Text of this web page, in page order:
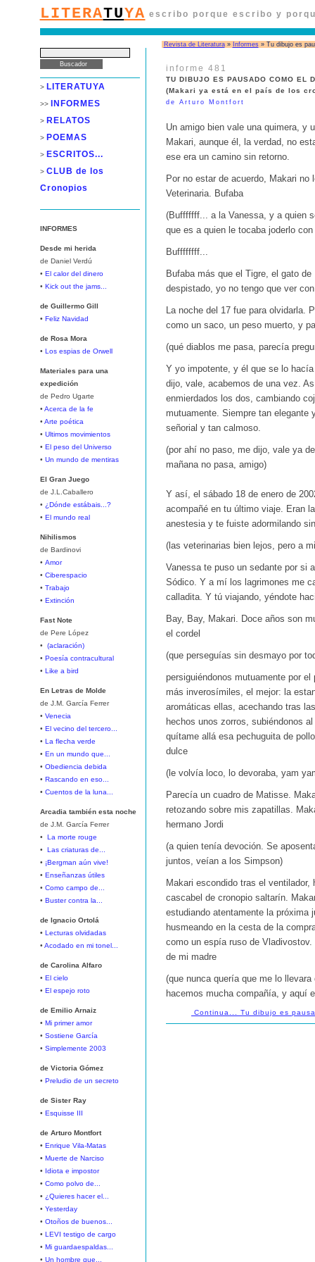
LITERATUYA escribo porque escribo y
Revista de Literatura» Informes» Tu dibujo es
> LITERATUYA
>> INFORMES
> RELATOS
> POEMAS
> ESCRITOS...
> CLUB de los
Cronopios
INFORMES
Desde mi herida
de Daniel Verdú
• El calor del dinero
• Kick out the jams...
de Guillermo Gill
• Feliz Navidad
de Rosa Mora
• Los espias de Orwell
Materiales para una
expedición
de Pedro Ugarte
• Acerca de la fe
• Arte poética
• Ultimos movimientos
• El peso del Universo
• Un mundo de mentiras
El Gran Juego
de J.L.Caballero
• ¿Dónde estábais...?
• El mundo real
Nihilismos
de Bardinovi
• Amor
• Ciberespacio
• Trabajo
• Extinción
Fast Note
de Pere López
•
(aclaración)
• Poesía contracultural
• Like a bird
En Letras de Molde
de J.M. García Ferrer
• Venecia
• El vecino del tercero...
• La flecha verde
• En un mundo que...
• Obediencia debida
• Rascando en eso...
• Cuentos de la luna...
Arcadia también esta noche
de J.M. García Ferrer
•
La morte rouge
•
Las criaturas de...
• ¡Bergman aún vive!
• Enseñanzas útiles
• Como campo de...
• Buster contra la...
de Ignacio Ortolá
• Lecturas olvidadas
• Acodado en mi tonel...
de Carolina Alfaro
• El cielo
• El espejo roto
de Emilio Arnaiz
• Mi primer amor
• Sostiene García
• Simplemente 2003
de Victoria Gómez
• Preludio de un secreto
de Sister Ray
• Esquisse III
de Arturo Montfort
• Enrique Vila-Matas
• Muerte de Narciso
• Idiota e impostor
• Como polvo de...
• ¿Quieres hacer el...
• Yesterday
• Otoños de buenos...
• LEVI testigo de cargo
• Mi guardaespaldas...
• Un hombre que...
informe 481
TU DIBUJO ES PAUSADO COMO EL
(Makari ya está en el país de los
de Arturo Montfort
Un amigo bien vale una quimera, y
Makari, aunque él, la verdad, no
ese era un camino sin retorno.
Por no estar de acuerdo, Makari
Veterinaria. Bufaba
(Bufffffff... a la Vanessa, y a quien
que es a quien le tocaba joderlo
Buffffffff...
Bufaba más que el Tigre, el gato
despistado, yo no tengo que ver
La noche del 17 fue para olvidarla.
como un saco, un peso muerto, y
(qué diablos me pasa, parecía
Y yo impotente, y él que se lo
dijo, vale, acabemos de una vez.
enmierdados los dos, cambiando
mutuamente. Siempre tan
señorial y tan calmoso.
(por ahí no paso, me dijo, vale ya
mañana no pasa, amigo)
Y así, el sábado 18 de enero de
acompañé en tu último viaje. Eran
anestesia y te fuiste adormilando
(las veterinarias bien lejos, pero a
Vanessa te puso un sedante por si
Sódico. Y a mí los lagrimones me
calladita. Y tú viajando, yéndote
Bay, Bay, Makari. Doce años son
el cordel
(que perseguías sin desmayo por
persiguiéndonos mutuamente por
más inverosímiles, el mejor: la
aromáticas ellas, acechando tras
hechos unos zorros, subiéndonos
quítame allá esa pechuguita de
dulce
(le volvía loco, lo devoraba, yam
Parecía un cuadro de Matisse.
retozando sobre mis zapatillas.
hermano Jordi
(a quien tenía devoción. Se
juntos, veían a los Simpson)
Makari escondido tras el
cascabel de cronopio saltarín.
estudiando atentamente la próxima
husmeando en la cesta de la
como un espía ruso de
de mi madre
(que nunca quería que me lo
hacemos mucha compañía, y aquí
Continua... Tu dibujo es